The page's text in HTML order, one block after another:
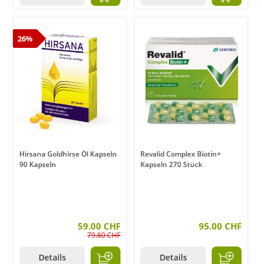
26%
Hirsana Goldhirse Öl Kapseln
90 Kapseln
59.00 CHF
79.80 CHF
Details
Revalid Complex Biotin+
Kapseln 270 Stück
95.00 CHF
Details